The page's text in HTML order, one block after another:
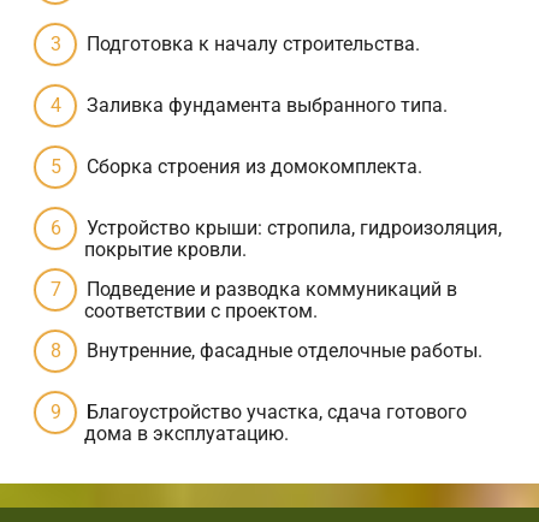
Подготовка к началу строительства.
Заливка фундамента выбранного типа.
Сборка строения из домокомплекта.
Устройство крыши: стропила, гидроизоляция,
покрытие кровли.
Подведение и разводка коммуникаций в
соответствии с проектом.
Внутренние, фасадные отделочные работы.
Благоустройство участка, сдача готового
дома в эксплуатацию.